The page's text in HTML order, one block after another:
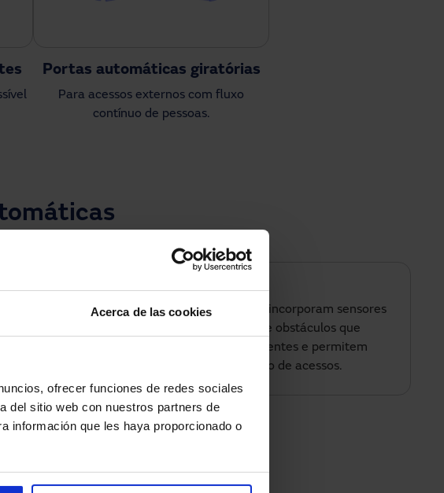
Acerca de las cookies
ofrecer funciones de redes sociales
del sitio web con nuestros partners de
información que les haya proporcionado o
Portas automáticas giratórias
Para acessos externos com fluxo
contínuo de pessoas.
e fecham
Maior segurança.
Estes sistemas automáticos incorporam sensores
de presença e de deteção de obstáculos que
minimizam os riscos de acidentes e permitem
integrar sistemas de controlo de acessos.
e controlo inteligente (IoT).
e gestão remota,